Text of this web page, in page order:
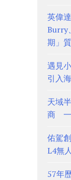
英偉
Burry
期」
遇見
引入
天域
商 一
佑駕
L4無
57年